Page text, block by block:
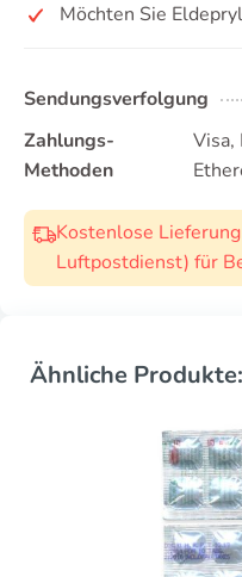
Möchten Sie
Sendungsverfolgung
Zahlungs-
Methoden
Visa,
Kostenlose
Luftpostdienst) für
Ähnliche Produkte: